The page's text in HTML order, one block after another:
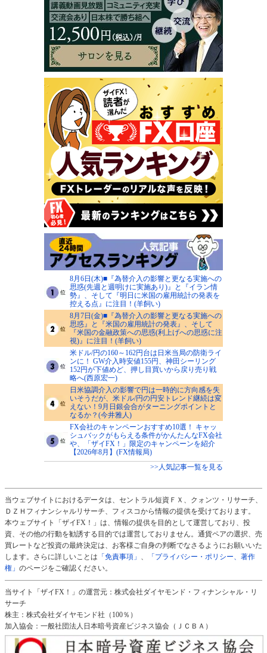
8月6日(木)■『為替介入の影響と更なる実施への
思惑(先週と週明けに実施あり)』と『イラン情
勢』、そして『明日に米国の雇用統計の発表を
控える点』に注目！(羊飼い)
8月7日(金)■『為替介入の影響と更なる実施への
思惑』と『米国の雇用統計の発表』、そして
『米国の金融政策への思惑(利上げへの思惑に注
視)』に注目！(羊飼い)
米ドル/円の160～162円台は日米当局の防衛ライ
ンに！ GW介入時安値155円、神田シーリング
152円が下値めど、押し目買いから戻り売り戦
略へ(西原宏一)
日米協調介入の影響で円は一時的に方向感を失
いそうだが、米ドル/円の円安トレンド継続は変
えない！9月日銀会合がターニングポイントと
なるか？(今井雅人)
FX会社のキャンペーンおすすめ10選！ キャッ
シュバックがもらえる条件がかんたんなFX会社
や、「ザイFX！」限定のキャンペーンを紹介
【2026年8月】(FX情報局)
>>人気記事一覧を見る
当ウェブサイトにおけるデータは、セントラル短資ＦＸ、クォンツ・リサーチ、
ＤＺＨフィナンシャルリサーチ、フィスコから情報の提供を受けております。
本ウェブサイト「ザイFX！」は、情報の提供を目的として運営しており、投
資、その他の行動を勧誘する目的では運営しておりません。通貨ペアの選択、売
買レートなど投資の最終決定は、お客様ご自身の判断でなさるようにお願いいた
します。さらに詳しいことは 「免責事項」 、
「プライバシー・ポリシー、著作
権」 のページをご確認ください。
当サイト「ザイFX！」の運営元：株式会社ダイヤモンド・フィナンシャル・リ
サーチ
株主：株式会社ダイヤモンド社（100％）
加入協会：一般社団法人日本暗号資産ビジネス協会（ＪＣＢＡ）